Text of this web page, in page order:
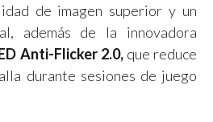
de imagen superior y un
además de la innovadora
Anti-Flicker 2.0, que reduce
durante sesiones de juego